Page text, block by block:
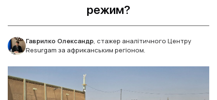
режим?
Гаврилко Олександр, стажер аналітичного Центру
Resurgam за африканським регіоном.